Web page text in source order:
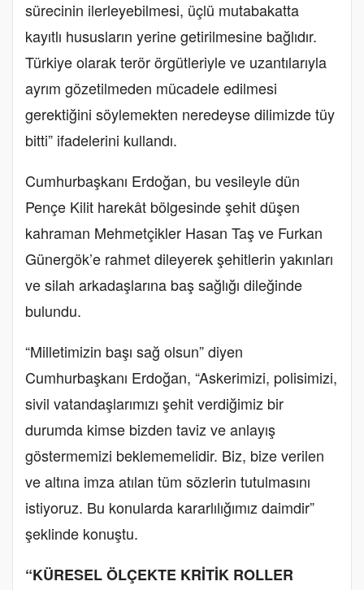
sürecinin ilerleyebilmesi, üçlü mutabakatta
kayıtlı hususların yerine getirilmesine bağlıdır.
Türkiye olarak terör örgütleriyle ve uzantılarıyla
ayrım gözetilmeden mücadele edilmesi
gerektiğini söylemekten neredeyse dilimizde tüy
bitti” ifadelerini kullandı.
Cumhurbaşkanı Erdoğan, bu vesileyle dün
Pençe Kilit harekât bölgesinde şehit düşen
kahraman Mehmetçikler Hasan Taş ve Furkan
Günergök’e rahmet dileyerek şehitlerin yakınları
ve silah arkadaşlarına baş sağlığı dileğinde
bulundu.
“Milletimizin başı sağ olsun” diyen
Cumhurbaşkanı Erdoğan, “Askerimizi, polisimizi,
sivil vatandaşlarımızı şehit verdiğimiz bir
durumda kimse bizden taviz ve anlayış
göstermemizi beklememelidir. Biz, bize verilen
ve altına imza atılan tüm sözlerin tutulmasını
istiyoruz. Bu konularda kararlılığımız daimdir”
şeklinde konuştu.
“KÜRESEL ÖLÇEKTE KRİTİK ROLLER